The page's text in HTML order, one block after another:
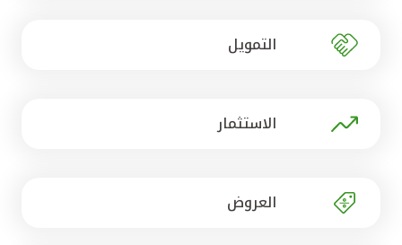
مصر
التمويل
الاستثمار
العروض